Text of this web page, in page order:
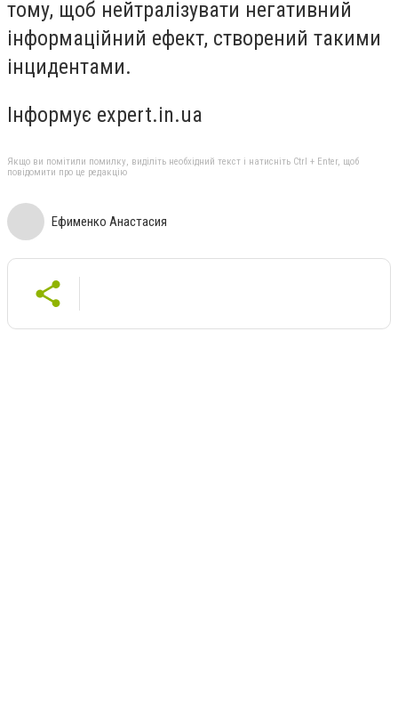
тому, щоб нейтралізувати негативний
інформаційний ефект, створений такими
інцидентами.
Інформує expert.in.ua
Якщо ви помітили помилку, виділіть необхідний текст і натисніть Ctrl + Enter, щоб
повідомити про це редакцію
Ефименко Анастасия